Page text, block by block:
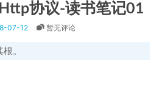
协议-读书笔记01
07-12 暂无评论
。